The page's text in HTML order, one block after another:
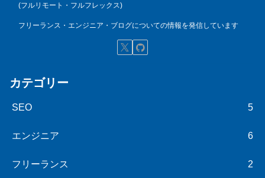
(フルリモート・フルフレックス)
フリーランス・エンジニア・ブログについての情報を発信しています
カテゴリー
SEO 5
エンジニア 6
フリーランス 2